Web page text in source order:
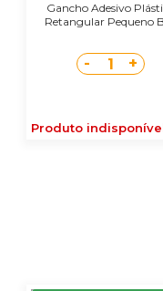
Gancho Adesivo
Retangular Pequeno
- 1 +
Produto